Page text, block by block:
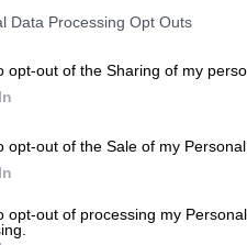
Data Processing Opt Outs
opt-out of the Sharing of my
opt-out of the Sale of my
opt-out of processing my
το ΕΘΝΟΣ στη Google
σε πρώην μάνατζερ,
την δικαίωσή της από
δημοσίευμα της